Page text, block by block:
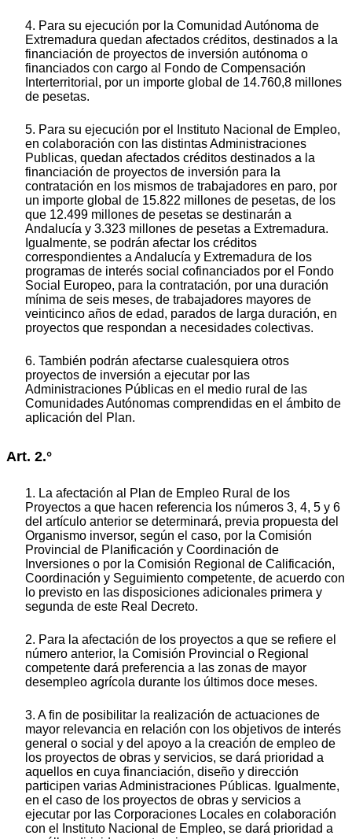
4. Para su ejecución por la Comunidad Autónoma de
Extremadura quedan afectados créditos, destinados a la
financiación de proyectos de inversión autónoma o
financiados con cargo al Fondo de Compensación
Interterritorial, por un importe global de 14.760,8 millones
de pesetas.
5. Para su ejecución por el Instituto Nacional de Empleo,
en colaboración con las distintas Administraciones
Publicas, quedan afectados créditos destinados a la
financiación de proyectos de inversión para la
contratación en los mismos de trabajadores en paro, por
un importe global de 15.822 millones de pesetas, de los
que 12.499 millones de pesetas se destinarán a
Andalucía y 3.323 millones de pesetas a Extremadura.
Igualmente, se podrán afectar los créditos
correspondientes a Andalucía y Extremadura de los
programas de interés social cofinanciados por el Fondo
Social Europeo, para la contratación, por una duración
mínima de seis meses, de trabajadores mayores de
veinticinco años de edad, parados de larga duración, en
proyectos que respondan a necesidades colectivas.
6. También podrán afectarse cualesquiera otros
proyectos de inversión a ejecutar por las
Administraciones Públicas en el medio rural de las
Comunidades Autónomas comprendidas en el ámbito de
aplicación del Plan.
Art. 2.°
1. La afectación al Plan de Empleo Rural de los
Proyectos a que hacen referencia los números 3, 4, 5 y 6
del artículo anterior se determinará, previa propuesta del
Organismo inversor, según el caso, por la Comisión
Provincial de Planificación y Coordinación de
Inversiones o por la Comisión Regional de Calificación,
Coordinación y Seguimiento competente, de acuerdo con
lo previsto en las disposiciones adicionales primera y
segunda de este Real Decreto.
2. Para la afectación de los proyectos a que se refiere el
número anterior, la Comisión Provincial o Regional
competente dará preferencia a las zonas de mayor
desempleo agrícola durante los últimos doce meses.
3. A fin de posibilitar la realización de actuaciones de
mayor relevancia en relación con los objetivos de interés
general o social y del apoyo a la creación de empleo de
los proyectos de obras y servicios, se dará prioridad a
aquellos en cuya financiación, diseño y dirección
participen varias Administraciones Públicas. Igualmente,
en el caso de los proyectos de obras y servicios a
ejecutar por las Corporaciones Locales en colaboración
con el Instituto Nacional de Empleo, se dará prioridad a